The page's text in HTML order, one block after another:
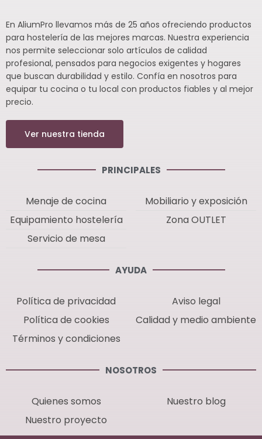
En AliumPro llevamos más de 25 años ofreciendo productos
para hostelería de las mejores marcas. Nuestra experiencia
nos permite seleccionar solo artículos de calidad
profesional, pensados para negocios exigentes y hogares
que buscan durabilidad y estilo. Confía en nosotros para
equipar tu cocina o tu local con productos fiables y al mejor
precio.
Ver nuestra tienda
PRINCIPALES
Menaje de cocina
Equipamiento hostelería
Servicio de mesa
Mobiliario y exposición
Zona OUTLET
AYUDA
Política de privacidad
Política de cookies
Términos y condiciones
Aviso legal
Calidad y medio ambiente
NOSOTROS
Quienes somos
Nuestro proyecto
Nuestro blog